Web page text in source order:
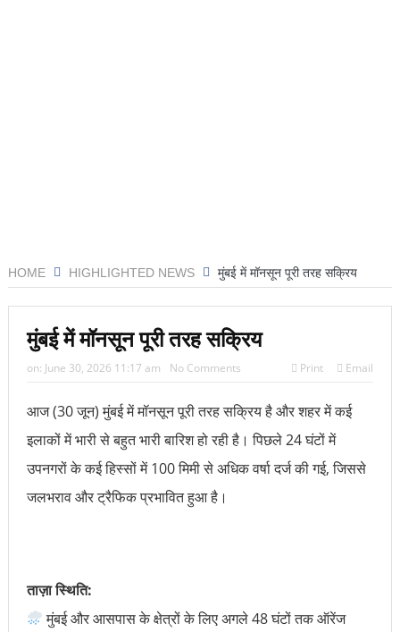
HOME HIGHLIGHTED NEWS मुंबई में मॉनसून पूरी तरह सक्रिय
मुंबई में मॉनसून पूरी तरह सक्रिय
on: June 30, 2026 11:17 am No Comments Print Email
आज (30 जून) मुंबई में मॉनसून पूरी तरह सक्रिय है और शहर में कई
इलाकों में भारी से बहुत भारी बारिश हो रही है। पिछले 24 घंटों में
उपनगरों के कई हिस्सों में 100 मिमी से अधिक वर्षा दर्ज की गई, जिससे
जलभराव और ट्रैफिक प्रभावित हुआ है।
ताज़ा स्थिति:
मुंबई और आसपास के क्षेत्रों के लिए अगले 48 घंटों तक ऑरेंज